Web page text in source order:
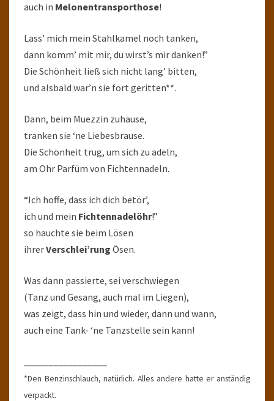
auch in Melonentransporthose!
Lass’ mich mein Stahlkamel noch tanken,
dann komm’ mit mir, du wirst’s mir danken!”
Die Schönheit ließ sich nicht lang’ bitten,
und alsbald war’n sie fort geritten**.
Dann, beim Muezzin zuhause,
tranken sie ‘ne Liebesbrause.
Die Schönheit trug, um sich zu adeln,
am Ohr Parfüm von Fichtennadeln.
“Ich hoffe, dass ich dich betör’,
ich und mein Fichtennadelöhr!”
so hauchte sie beim Lösen
ihrerVerschlei’rung Ösen.
Was dann passierte, sei verschwiegen
(Tanz und Gesang, auch mal im Liegen),
was zeigt, dass hin und wieder, dann und wann,
auch eine Tank- ‘ne Tanzstelle sein kann!
*Den Benzinschlauch, natürlich. Alles andere hatte er anständig
verpackt.